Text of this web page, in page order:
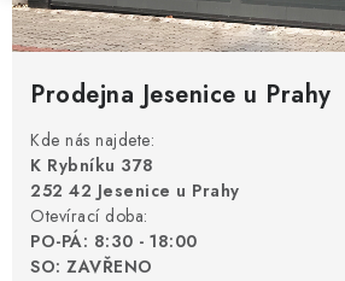
Prodejna Jesenice u Prahy
Kde nás najdete:
K Rybníku 378
252 42 Jesenice u Prahy
Otevírací doba:
PO-PÁ: 8:30 - 18:00
SO: ZAVŘENO